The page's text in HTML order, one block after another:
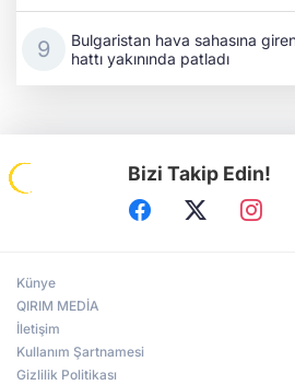
Bulgaristan hava sahasına
hattı yakınında patladı
Bizi Takip Edin!
Künye
QIRIM MEDİA
İletişim
Kullanım Şartnamesi
Gizlilik Politikası